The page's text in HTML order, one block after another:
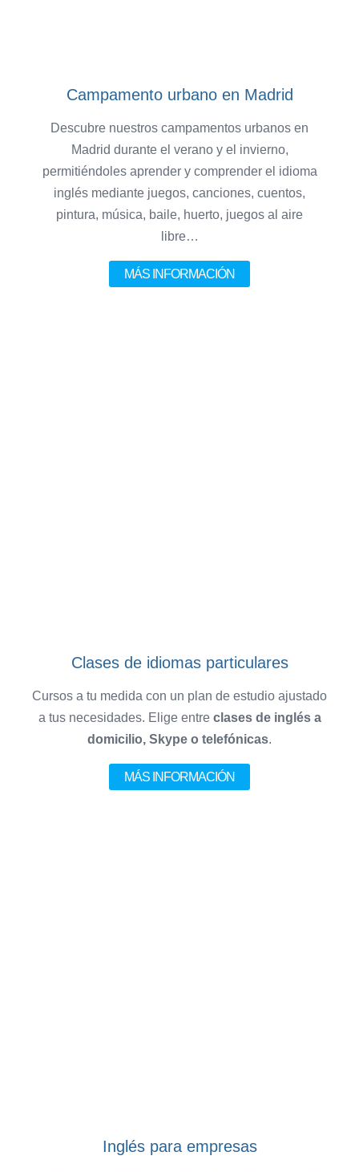
Campamento urbano en Madrid
Descubre nuestros campamentos urbanos en
Madrid durante el verano y el invierno,
permitiéndoles aprender y comprender el idioma
inglés mediante juegos, canciones, cuentos,
pintura, música, baile, huerto, juegos al aire
libre…
MÁS INFORMACIÓN
Clases de idiomas particulares
Cursos a tu medida con un plan de estudio ajustado
a tus necesidades. Elige entre clases de inglés a
domicilio, Skype o telefónicas.
MÁS INFORMACIÓN
Inglés para empresas